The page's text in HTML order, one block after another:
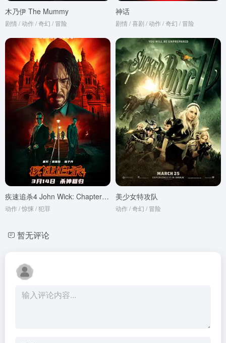
木乃伊 The Mummy
剧情 / 动作 / 奇幻 / 冒险
神话
剧情 / 喜剧 / 动作 / 奇幻 / 冒险
疾速追杀4 John Wick: Chapter 4 (2023)
动作 / 惊悚 / 犯罪
美少女特攻队
动作 / 奇幻 / 冒险
暂无评论